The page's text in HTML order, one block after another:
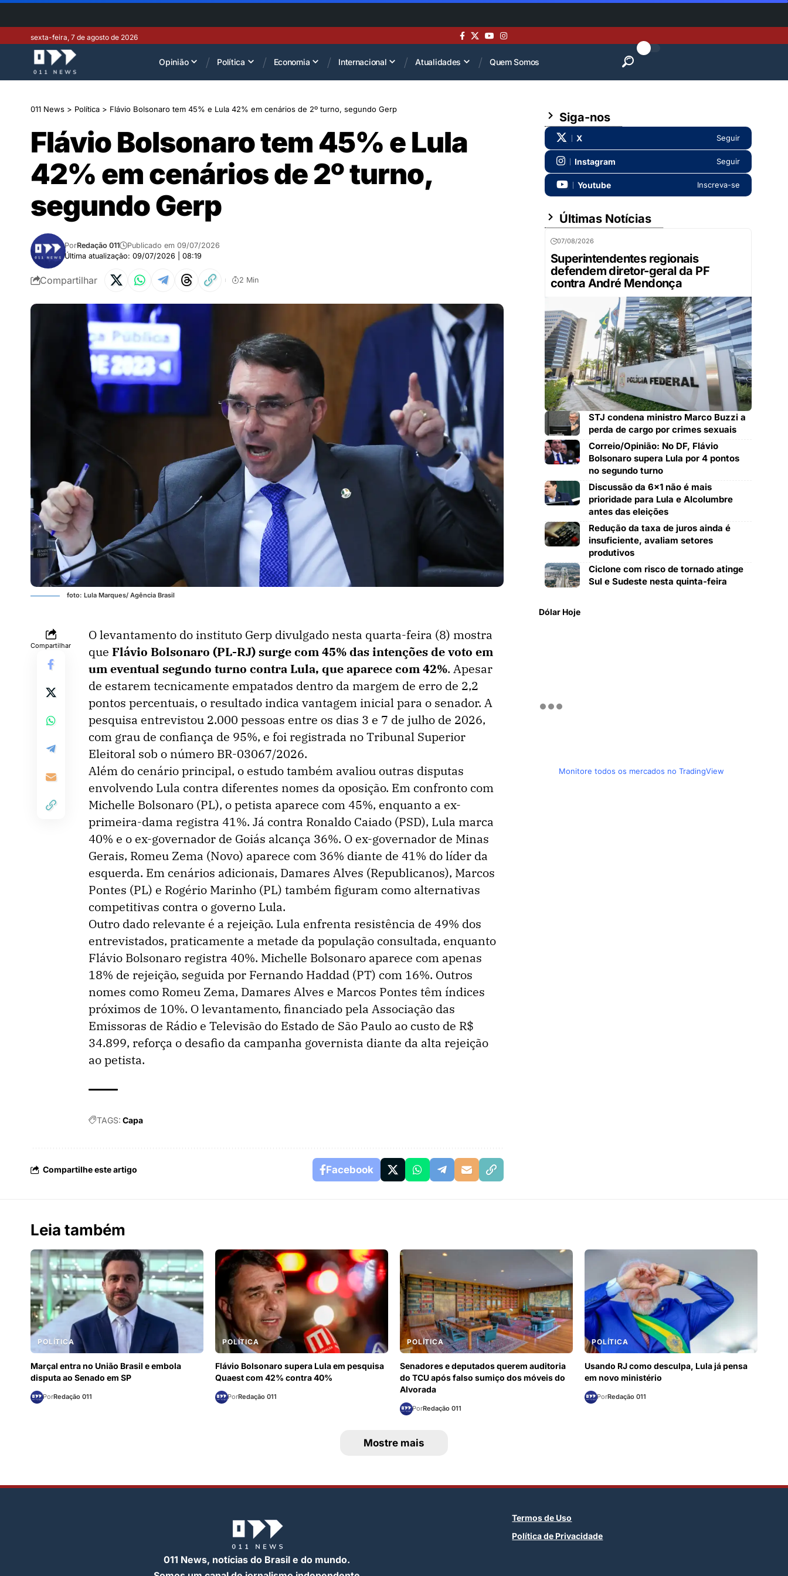
sexta-feira, 7 de agosto de 2026
Opinião Política Economia Internacional Atualidades Quem Somos
011 News > Política > Flávio Bolsonaro tem 45% e Lula 42% em cenários de 2º turno, segundo Gerp
Flávio Bolsonaro tem 45% e Lula
42% em cenários de 2º turno,
segundo Gerp
Última atualização: 09/07/2026 | 08:19
PorRedação 011 Publicado em 09/07/2026
Compartilhar 2 Min
foto: Lula Marques/ Agência Brasil
Compartilhar
O levantamento do instituto Gerp divulgado nesta quarta-feira (8) mostra
que Flávio Bolsonaro (PL-RJ) surge com 45% das intenções de voto em
um eventual segundo turno contra Lula, que aparece com 42%. Apesar
de estarem tecnicamente empatados dentro da margem de erro de 2,2
pontos percentuais, o resultado indica vantagem inicial para o senador. A
pesquisa entrevistou 2.000 pessoas entre os dias 3 e 7 de julho de 2026,
com grau de confiança de 95%, e foi registrada no Tribunal Superior
Eleitoral sob o número BR-03067/2026.
Além do cenário principal, o estudo também avaliou outras disputas
envolvendo Lula contra diferentes nomes da oposição. Em confronto com
Michelle Bolsonaro (PL), o petista aparece com 45%, enquanto a ex-
primeira-dama registra 41%. Já contra Ronaldo Caiado (PSD), Lula marca
40% e o ex-governador de Goiás alcança 36%. O ex-governador de Minas
Gerais, Romeu Zema (Novo) aparece com 36% diante de 41% do líder da
esquerda. Em cenários adicionais, Damares Alves (Republicanos), Marcos
Pontes (PL) e Rogério Marinho (PL) também figuram como alternativas
competitivas contra o governo Lula.
Outro dado relevante é a rejeição. Lula enfrenta resistência de 49% dos
entrevistados, praticamente a metade da população consultada, enquanto
Flávio Bolsonaro registra 40%. Michelle Bolsonaro aparece com apenas
18% de rejeição, seguida por Fernando Haddad (PT) com 16%. Outros
nomes como Romeu Zema, Damares Alves e Marcos Pontes têm índices
próximos de 10%. O levantamento, financiado pela Associação das
Emissoras de Rádio e Televisão do Estado de São Paulo ao custo de R$
34.899, reforça o desafio da campanha governista diante da alta rejeição
ao petista.
TAGS: Capa
Compartilhe este artigo Facebook
Siga-nos
X Seguir
Instagram Seguir
Youtube Inscreva-se
Últimas Notícias
07/08/2026
Superintendentes regionais
defendem diretor-geral da PF
contra André Mendonça
STJ condena ministro Marco Buzzi a
perda de cargo por crimes sexuais
Correio/Opinião: No DF, Flávio
Bolsonaro supera Lula por 4 pontos
no segundo turno
Discussão da 6×1 não é mais
prioridade para Lula e Alcolumbre
antes das eleições
Redução da taxa de juros ainda é
insuficiente, avaliam setores
produtivos
Ciclone com risco de tornado atinge
Sul e Sudeste nesta quinta-feira
Dólar Hoje
Monitore todos os mercados no TradingView
Leia também
POLÍTICA
Marçal entra no União Brasil e embola
disputa ao Senado em SP
PorRedação 011
POLÍTICA
Flávio Bolsonaro supera Lula em pesquisa
Quaest com 42% contra 40%
PorRedação 011
POLÍTICA
Senadores e deputados querem auditoria
do TCU após falso sumiço dos móveis do
Alvorada
PorRedação 011
POLÍTICA
Usando RJ como desculpa, Lula já pensa
em novo ministério
PorRedação 011
Mostre mais
011 News, notícias do Brasil e do mundo.
Termos de Uso
Política de Privacidade